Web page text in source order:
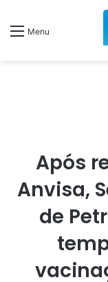
Menu
Após
Anvisa,
de